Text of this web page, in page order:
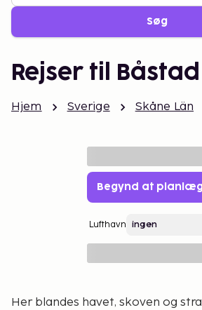
Søg
Rejser til Båstad
Hjem Sverige Skåne Län
Begynd at
Lufthavn
Her blandes havet, skoven og